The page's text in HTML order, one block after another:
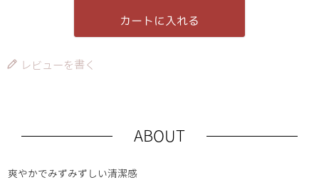
カートに入れる
レビューを書く
ABOUT
爽やかでみずみずしい清潔感